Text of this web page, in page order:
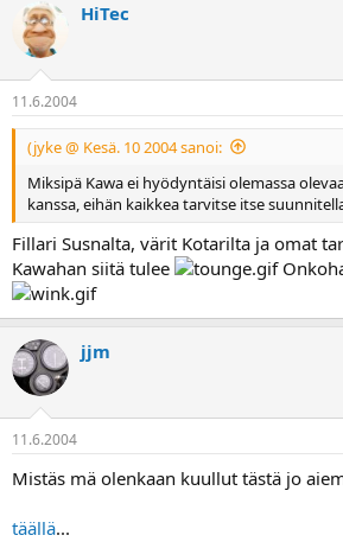
HiTec
11.6.2004
(jyke @ Kesä. 10 2004 sanoi:
Miksipä Kawa ei hyödyntäisi olemassa
kanssa, eihän kaikkea tarvitse itse
Fillari Susnalta, värit Kotarilta ja omat
Kawahan siitä tulee
jjm
11.6.2004
Mistäs mä olenkaan kuullut tästä jo
täällä...